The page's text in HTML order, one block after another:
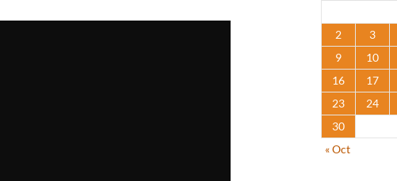
2
3
9
10
16
17
23
24
30
« Oct